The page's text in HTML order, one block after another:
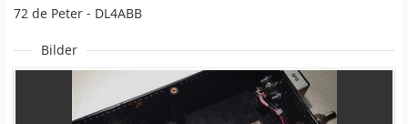
72 de Peter - DL4ABB
Bilder